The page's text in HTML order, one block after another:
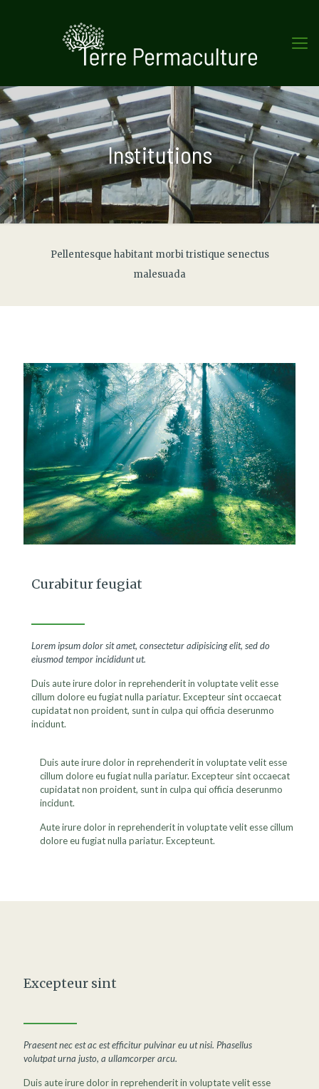
Institutions
Pellentesque habitant morbi tristique senectus
malesuada
Curabitur feugiat
Lorem ipsum dolor sit amet, consectetur adipisicing elit, sed do
eiusmod tempor incididunt ut.
Duis aute irure dolor in reprehenderit in voluptate velit esse
cillum dolore eu fugiat nulla pariatur. Excepteur sint occaecat
cupidatat non proident, sunt in culpa qui officia deserunmo
incidunt.
Duis aute irure dolor in reprehenderit in voluptate velit esse
cillum dolore eu fugiat nulla pariatur. Excepteur sint occaecat
cupidatat non proident, sunt in culpa qui officia deserunmo
incidunt.
Aute irure dolor in reprehenderit in voluptate velit esse cillum
dolore eu fugiat nulla pariatur. Excepteunt.
Excepteur sint
Praesent nec est ac est efficitur pulvinar eu ut nisi. Phasellus
volutpat urna justo, a ullamcorper arcu.
Duis aute irure dolor in reprehenderit in voluptate velit esse